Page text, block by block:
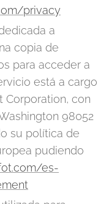
privacy
a
copia de
para acceder a
está a cargo
Corporation, con
98052
su política de
pudiendo
es-